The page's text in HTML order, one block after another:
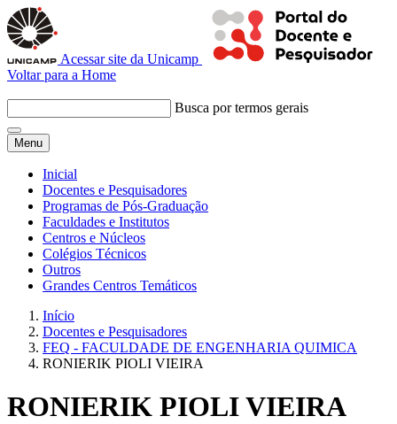
Acessar site da Unicamp
Voltar para a Home
Busca por termos gerais
Menu
Inicial
Docentes e Pesquisadores
Programas de Pós-Graduação
Faculdades e Institutos
Centros e Núcleos
Colégios Técnicos
Outros
Grandes Centros Temáticos
Início
Docentes e Pesquisadores
FEQ - FACULDADE DE ENGENHARIA QUIMICA
RONIERIK PIOLI VIEIRA
RONIERIK PIOLI VIEIRA